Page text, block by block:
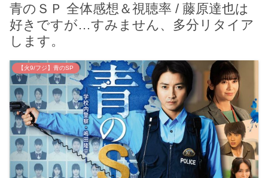
青のＳＰ 全体感想＆視聴率 / 藤原達也は
好きですが…すみません、多分リタイア
します。
【火9/フジ】青のSP